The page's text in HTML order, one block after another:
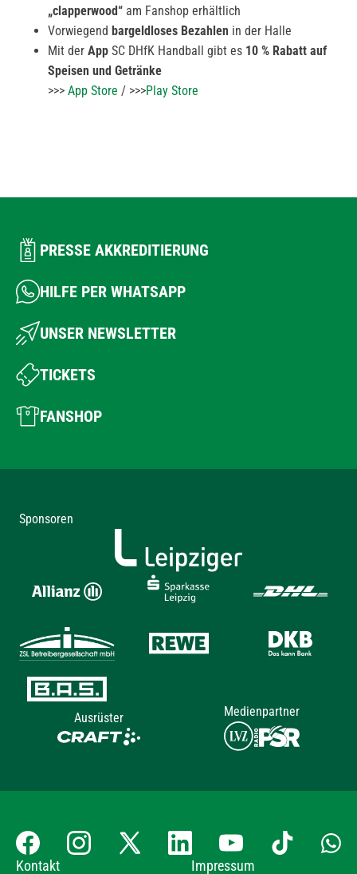
„clapperwood“ am Fanshop erhältlich
Vorwiegend bargeldloses Bezahlen in der Halle
Mit der App SC DHfK Handball gibt es 10 % Rabatt auf
Speisen und Getränke
>>> App Store / >>>Play Store
PRESSE AKKREDITIERUNG
HILFE PER WHATSAPP
UNSER NEWSLETTER
TICKETS
FANSHOP
Sponsoren
Ausrüster Medienpartner
Kontakt Impressum